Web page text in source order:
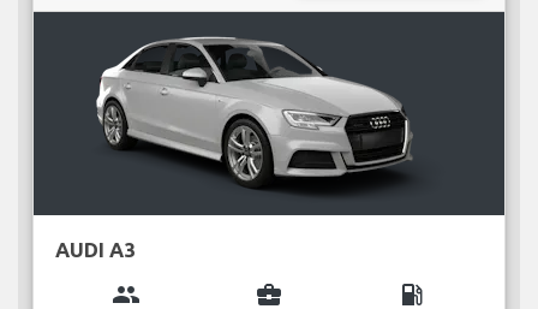
AUDI A3
group business_center local_gas_station